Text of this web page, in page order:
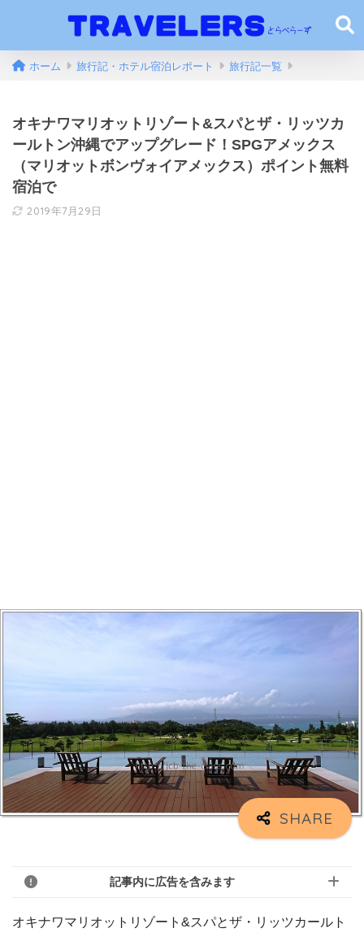
ホーム 旅行記・ホテル宿泊レポート 旅行記一覧
オキナワマリオットリゾート&スパとザ・リッツカ
ールトン沖縄でアップグレード！SPGアメックス
（マリオットボンヴォイアメックス）ポイント無料
宿泊で
2019年7月29日
記事内に広告を含みます
オキナワマリオットリゾート&スパとザ・リッツカールト